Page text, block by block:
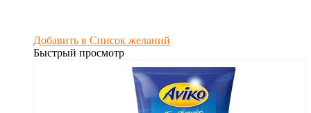
Добавить в Список желаний
Быстрый просмотр